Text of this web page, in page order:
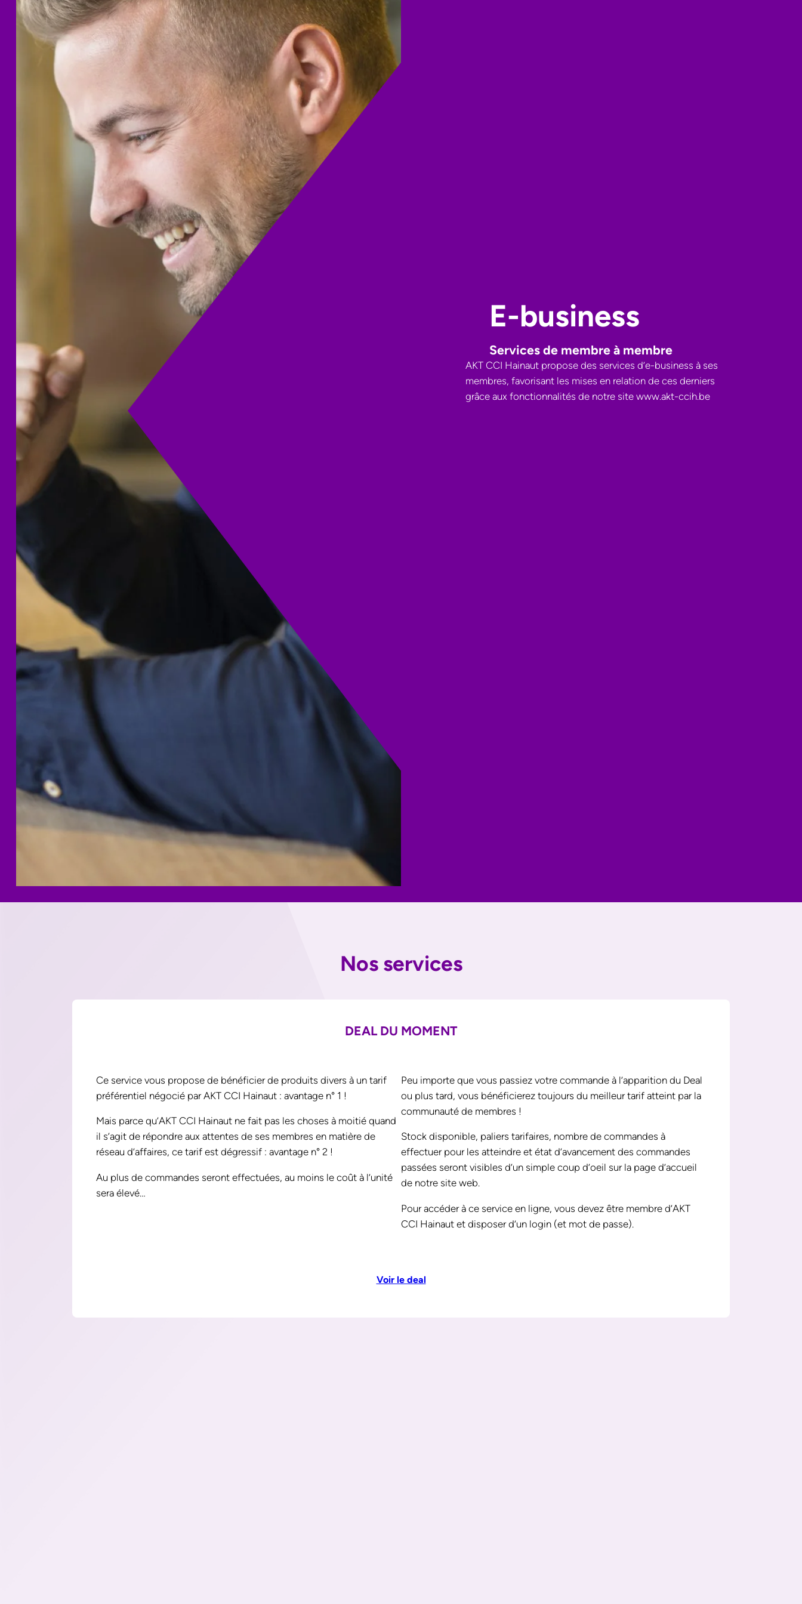
E-business
Services de membre à membre
AKT CCI Hainaut propose des services d’e-business à ses
membres, favorisant les mises en relation de ces derniers
grâce aux fonctionnalités de notre site www.akt-ccih.be
Nos services
DEAL DU MOMENT
Ce service vous propose de bénéficier de produits divers à un tarif
préférentiel négocié par AKT CCI Hainaut : avantage n° 1 !
Mais parce qu’AKT CCI Hainaut ne fait pas les choses à moitié quand
il s’agit de répondre aux attentes de ses membres en matière de
réseau d’affaires, ce tarif est dégressif : avantage n° 2 !
Au plus de commandes seront effectuées, au moins le coût à l’unité
sera élevé…
Peu importe que vous passiez votre commande à l’apparition du Deal
ou plus tard, vous bénéficierez toujours du meilleur tarif atteint par la
communauté de membres !
Stock disponible, paliers tarifaires, nombre de commandes à
effectuer pour les atteindre et état d’avancement des commandes
passées seront visibles d’un simple coup d’oeil sur la page d’accueil
de notre site web.
Pour accéder à ce service en ligne, vous devez être membre d’AKT
CCI Hainaut et disposer d’un login (et mot de passe).
Voir le deal